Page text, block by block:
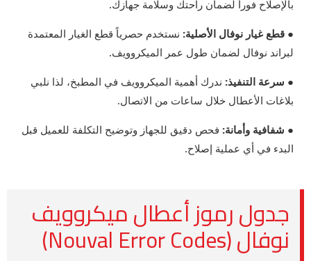
بالإصلاح فوراً لضمان راحتك وسلامة جهازك.
● قطع غيار نوفال الأصلية: نستخدم حصرياً قطع الغيار المعتمدة
لبراند نوفال لضمان طول عمر الميكروويف.
● سرعة التنفيذ: ندرك أهمية الميكروويف في المطبخ، لذا نلبي
بلاغات الأعطال خلال ساعات من الاتصال.
● شفافية وأمانة: فحص دقيق للجهاز وتوضيح التكلفة للعميل قبل
البدء في أي عملية إصلاح.
جدول رموز أعطال ميكروويف
نوفال (Nouval Error Codes)